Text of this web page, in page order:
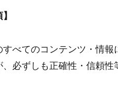
すべてのコンテンツ・情
、必ずしも正確性・信頼性